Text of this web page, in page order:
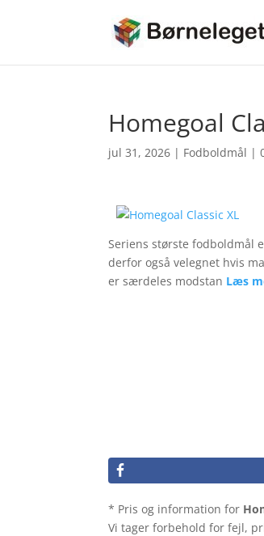
Homegoal
jul 31, 2026 | Fodboldmål |
Seriens største fodboldmål
derfor også velegnet hvis
er særdeles modstan Læs
* Pris og information for
Vi tager forbehold for fejl,